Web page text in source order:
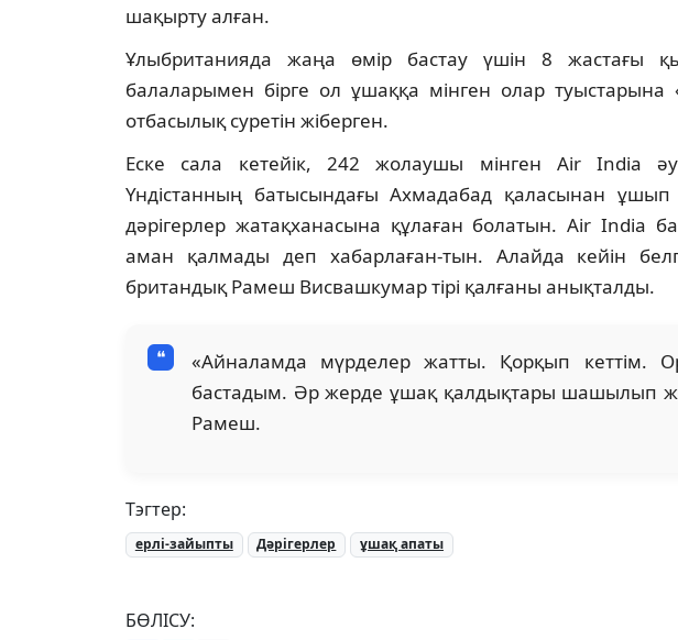
шақырту алған.
Ұлыбританияда жаңа өмір бастау үшін 8 жастағы
балаларымен бірге ол ұшаққа мінген олар
отбасылық суретін жіберген.
Еске сала кетейік, 242 жолаушы мінген Air India
Үндістанның батысындағы Ахмадабад қаласынан
дәрігерлер жатақханасына құлаған болатын. Air India
аман қалмады деп хабарлаған-тын. Алайда кейін
британдық Рамеш Висвашкумар тірі қалғаны анықталды.
«Айналамда мүрделер жатты. Қорқып кеттім.
бастадым. Әр жерде ұшақ қалдықтары шашылып
Рамеш.
Тэгтер:
ерлі-зайыпты Дәрігерлер ұшақ апаты
БӨЛІСУ: